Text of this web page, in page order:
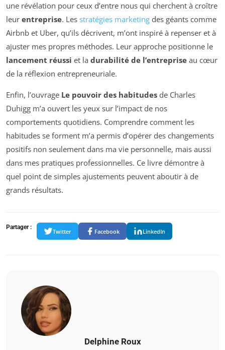
une révélation pour ceux d’entre nous qui cherchent à croître
leur entreprise. Les stratégies marketing des géants comme
Airbnb et Uber, qu’ils décrivent, m’ont inspiré à repenser et à
ajuster mes propres méthodes. Leur approche positionne le
lancement réussi et la durabilité de l’entreprise au cœur
de la réflexion entrepreneuriale.
Enfin, l’ouvrage Le pouvoir des habitudes de Charles
Duhigg m’a ouvert les yeux sur l’impact de nos
comportements quotidiens. Comprendre comment les
habitudes se forment m’a permis d’opérer des changements
positifs non seulement dans ma vie personnelle, mais aussi
dans mes pratiques professionnelles. Ce livre démontre à
quel point de simples ajustements peuvent aboutir à de
grands résultats.
Partager :
Twitter Facebook LinkedIn
Delphine Roux